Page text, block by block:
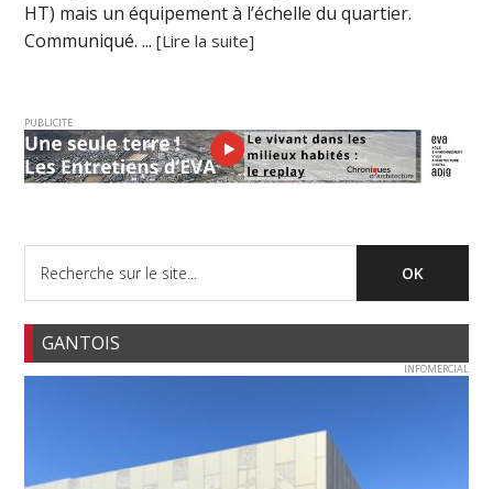
HT) mais un équipement à l’échelle du quartier.
Communiqué. ...[Lire la suite]
PUBLICITE
GANTOIS
INFOMERCIAL